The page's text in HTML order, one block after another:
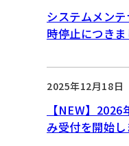
システムメン
時停止につきま
2025年12月18日
【NEW】
み受付を開始